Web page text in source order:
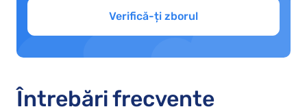
Verifică-ți zborul
Întrebări frecvente